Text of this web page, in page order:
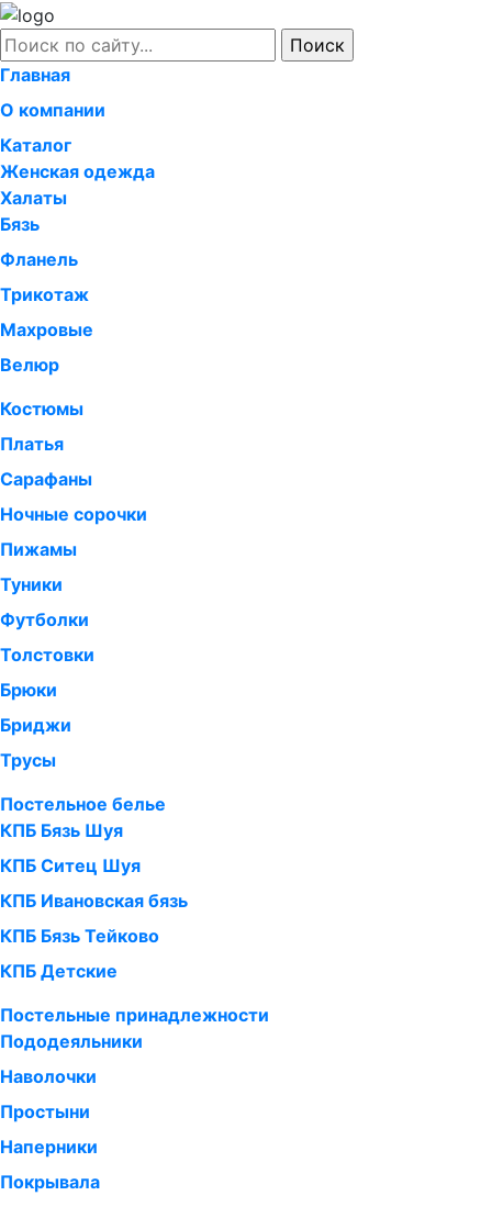
Главная
О компании
Каталог
Женская одежда
Халаты
Бязь
Фланель
Трикотаж
Махровые
Велюр
Костюмы
Платья
Сарафаны
Ночные сорочки
Пижамы
Туники
Футболки
Толстовки
Брюки
Бриджи
Трусы
Постельное белье
КПБ Бязь Шуя
КПБ Ситец Шуя
КПБ Ивановская бязь
КПБ Бязь Тейково
КПБ Детские
Постельные принадлежности
Пододеяльники
Наволочки
Простыни
Наперники
Покрывала